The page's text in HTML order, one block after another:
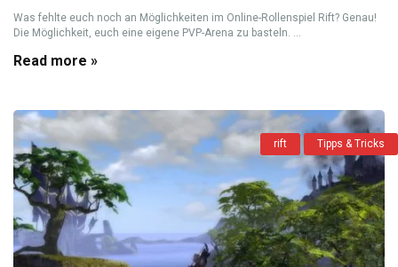
Was fehlte euch noch an Möglichkeiten im Online-Rollenspiel Rift? Genau!
Die Möglichkeit, euch eine eigene PVP-Arena zu basteln. ...
Read more »
rift Tipps & Tricks